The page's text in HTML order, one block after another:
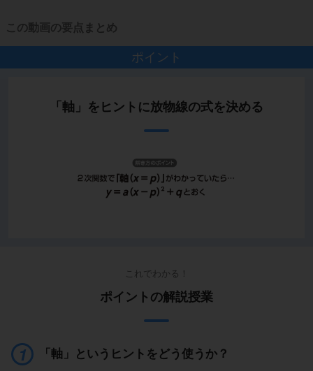
この動画の要点まとめ
ポイント
「軸」をヒントに放物線の式を決める
これでわかる！
ポイントの解説授業
「軸」というヒントをどう使うか？